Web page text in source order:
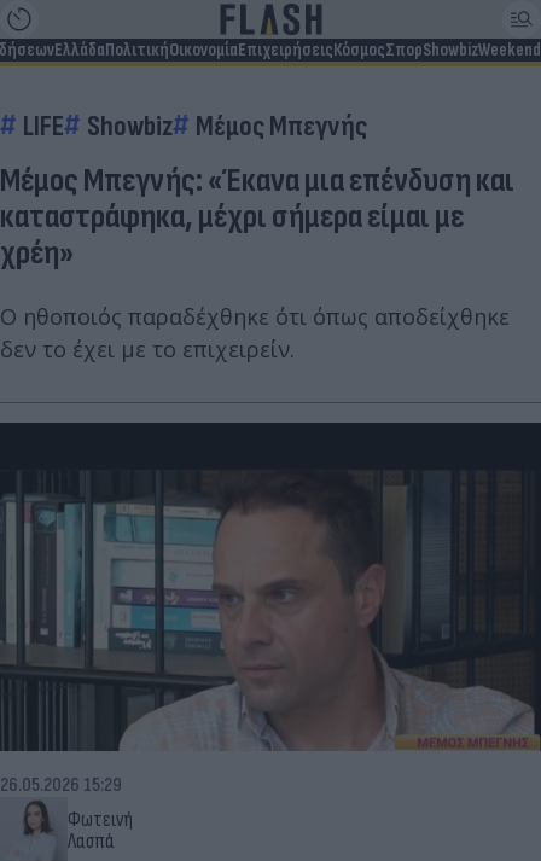
ΕλλάδαΠολιτικήΟικονομίαΕπιχειρήσειςΚόσμοςΣπορShowbizWeekend
LIFE Showbiz Μέμος Μπεγνής
Μέμος Μπεγνής: «Έκανα μια επένδυση και
καταστράφηκα, μέχρι σήμερα είμαι με
χρέη»
Ο ηθοποιός παραδέχθηκε ότι όπως αποδείχθηκε
δεν το έχει με το επιχειρείν.
Φωτεινή
Λασπά
26.05.2026 15:29